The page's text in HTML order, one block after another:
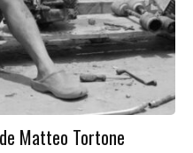
Matteo Tortone